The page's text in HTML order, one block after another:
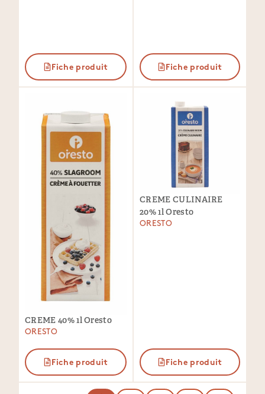
Fiche produit Fiche produit
CREME 40% 1l Oresto
ORESTO
Fiche produit
CREME CULINAIRE
20% 1l Oresto
ORESTO
Fiche produit